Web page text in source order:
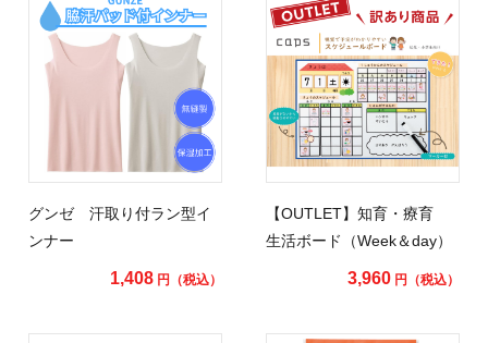
グンゼ 汗取り付ラン型イ
ンナー
1,408円（税込）
【OUTLET】知育・療育
生活ボード（Week＆day）
3,960 円（税込）